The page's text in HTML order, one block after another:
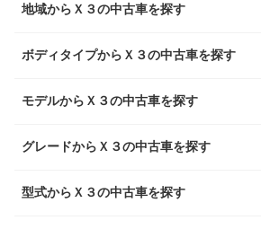
地域からＸ３の中古車を探す
ボディタイプからＸ３の中古車を探す
モデルからＸ３の中古車を探す
グレードからＸ３の中古車を探す
型式からＸ３の中古車を探す